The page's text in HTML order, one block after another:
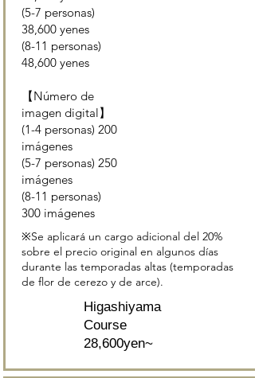
(5-7 personas)
38,600 yenes
(8-11 personas)
48,600 yenes
【Número de
imagen digital】
(1-4 personas) 200
imágenes
(5-7 personas) 250
imágenes
(8-11 personas)
300 imágenes
※Se aplicará un cargo adicional del 20%
sobre el precio original en algunos días
durante las temporadas altas (temporadas
de flor de cerezo y de arce).
Higashiyama
Course
28,600yen~